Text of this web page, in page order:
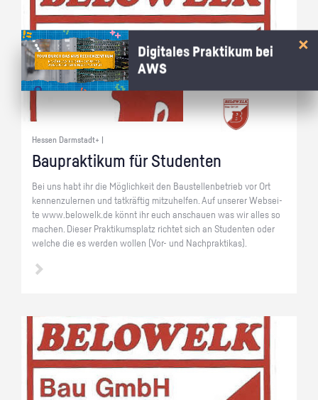
Hessen Darmstadt+ |
Bau­prak­ti­kum für Stu­den­ten
Bei uns habt ihr die Mög­lich­keit den Bau­stel­len­be­trieb vor Ort
ken­nen­zu­ler­nen und tat­kräf­tig mit­zu­hel­fen. Auf un­se­rer Web­sei­
te www.​belowelk.​de könnt ihr euch an­schau­en was wir alles so
ma­chen. Die­ser Prak­ti­kums­platz rich­tet sich an Stu­den­ten oder
wel­che die es wer­den wol­len (Vor- und Nach­prak­ti­kas).
Digitales Praktikum bei
AWS